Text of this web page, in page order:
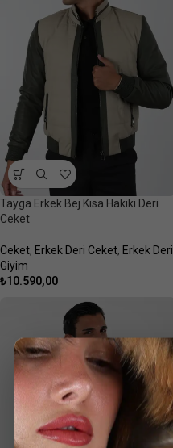
Tayga Erkek Bej Kısa Hakiki Deri
Ceket
Ceket, Erkek Deri Ceket, Erkek Deri
Giyim
₺10.590,00